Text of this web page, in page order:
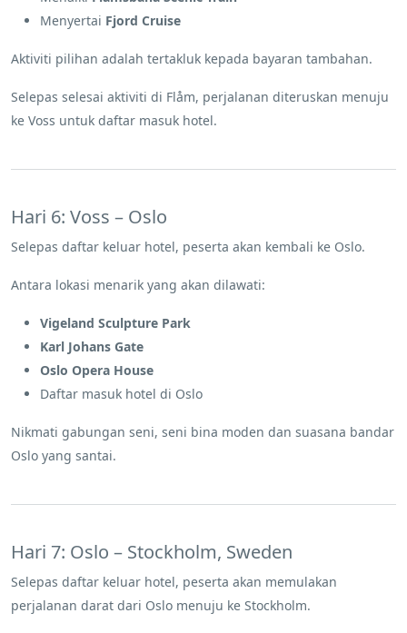
Menyertai Fjord Cruise
Aktiviti pilihan adalah tertakluk kepada bayaran tambahan.
Selepas selesai aktiviti di Flåm, perjalanan diteruskan menuju
ke Voss untuk daftar masuk hotel.
Hari 6: Voss – Oslo
Selepas daftar keluar hotel, peserta akan kembali ke Oslo.
Antara lokasi menarik yang akan dilawati:
Vigeland Sculpture Park
Karl Johans Gate
Oslo Opera House
Daftar masuk hotel di Oslo
Nikmati gabungan seni, seni bina moden dan suasana bandar
Oslo yang santai.
Hari 7: Oslo – Stockholm, Sweden
Selepas daftar keluar hotel, peserta akan memulakan
perjalanan darat dari Oslo menuju ke Stockholm.